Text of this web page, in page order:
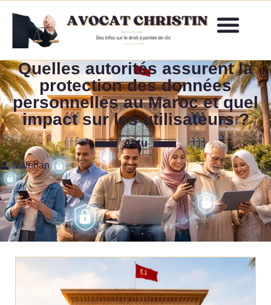
Quelles autorités assurent la
protection des données
personnelles au Maroc et quel
impact sur les utilisateurs ?
Actu
Valérian